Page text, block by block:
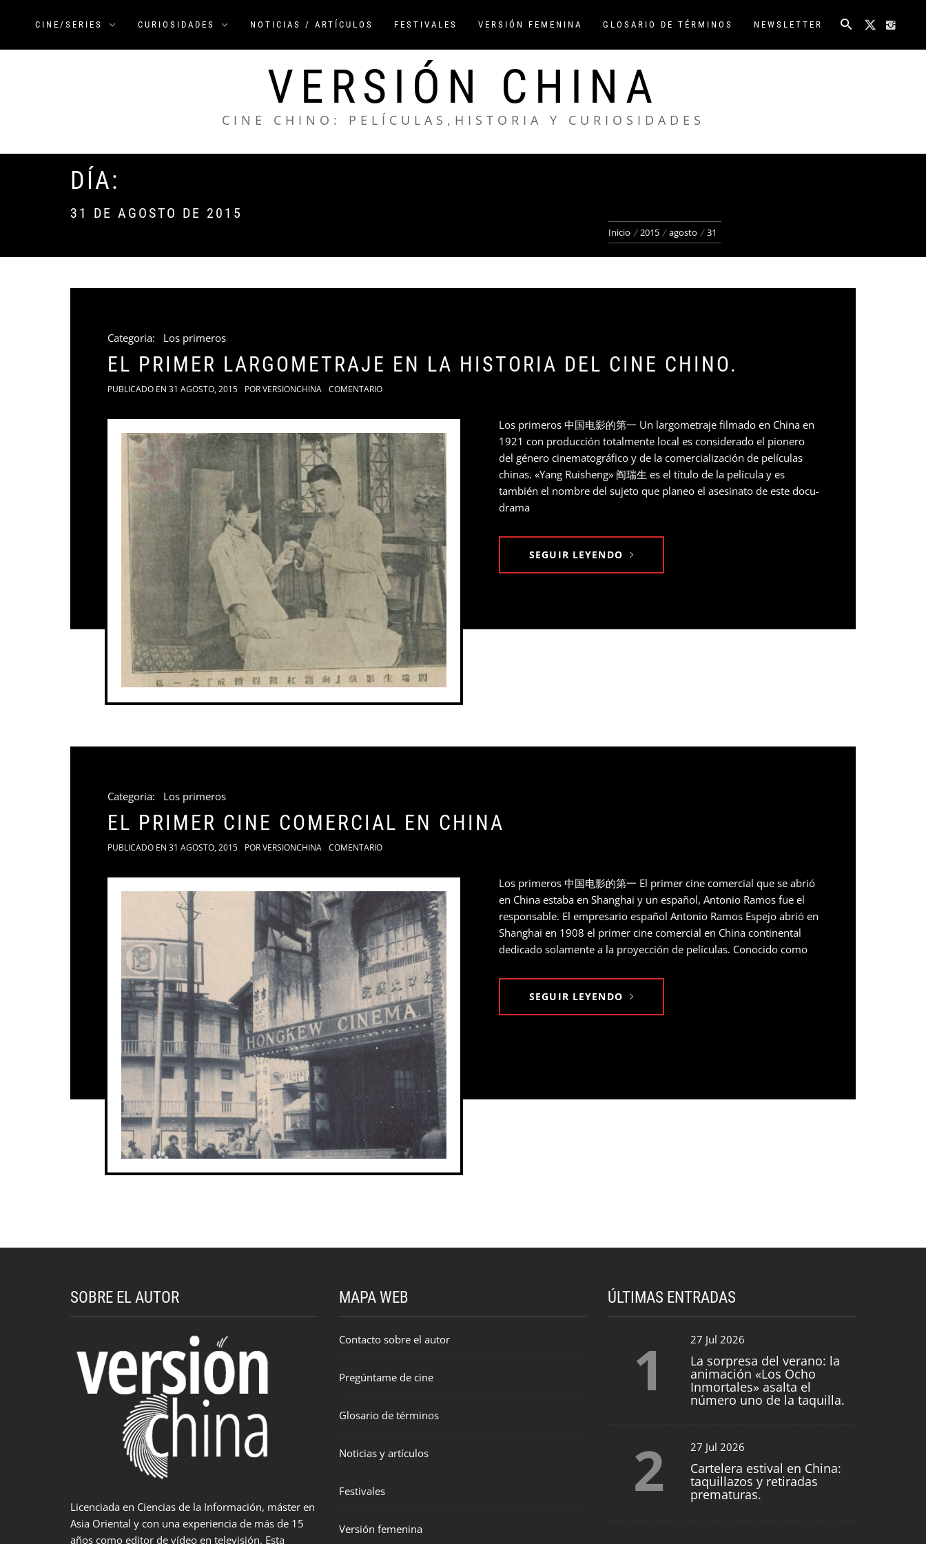
CINE/SERIES CURIOSIDADES NOTICIAS / ARTÍCULOS FESTIVALES VERSIÓN FEMENINA GLOSARIO DE TÉRMINOS NEWSLETTER
VERSIÓN CHINA
CINE CHINO: PELÍCULAS,HISTORIA Y CURIOSIDADES
DÍA:
31 DE AGOSTO DE 2015
Inicio 2015 agosto 31
Categoria: Los primeros
EL PRIMER LARGOMETRAJE EN LA HISTORIA DEL CINE CHINO.
PUBLICADO EN 31 AGOSTO, 2015 PORVERSIONCHINA COMENTARIO
Los primeros 中国电影的第一 Un largometraje filmado en China en
1921 con producción totalmente local es considerado el pionero
del género cinematográfico y de la comercialización de películas
chinas. «Yang Ruisheng» 阎瑞生 es el título de la película y es
también el nombre del sujeto que planeo el asesinato de este docu-
drama
SEGUIR LEYENDO
Categoria: Los primeros
EL PRIMER CINE COMERCIAL EN CHINA
PUBLICADO EN 31 AGOSTO, 2015 PORVERSIONCHINA COMENTARIO
Los primeros 中国电影的第一 El primer cine comercial que se abrió
en China estaba en Shanghai y un español, Antonio Ramos fue el
responsable. El empresario español Antonio Ramos Espejo abrió en
Shanghai en 1908 el primer cine comercial en China continental
dedicado solamente a la proyección de películas. Conocido como
SEGUIR LEYENDO
SOBRE EL AUTOR
Licenciada en Ciencias de la Información, máster en
Asia Oriental y con una experiencia de más de 15
años como editor de vídeo en televisión. Esta
MAPA WEB
Contacto sobre el autor
Pregúntame de cine
Glosario de términos
Noticias y artículos
Festivales
Versión femenina
ÚLTIMAS ENTRADAS
1 27 Jul 2026
La sorpresa del verano: la
animación «Los Ocho
Inmortales» asalta el
número uno de la taquilla.
2 27 Jul 2026
Cartelera estival en China:
taquillazos y retiradas
prematuras.